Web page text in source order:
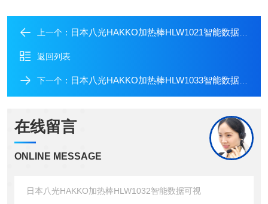
上一个： 日本八光HAKKO加热棒HLW1021智能数据可视
返回列表
下一个： 日本八光HAKKO加热棒HLW1033智能数据可视
在线留言
ONLINE MESSAGE